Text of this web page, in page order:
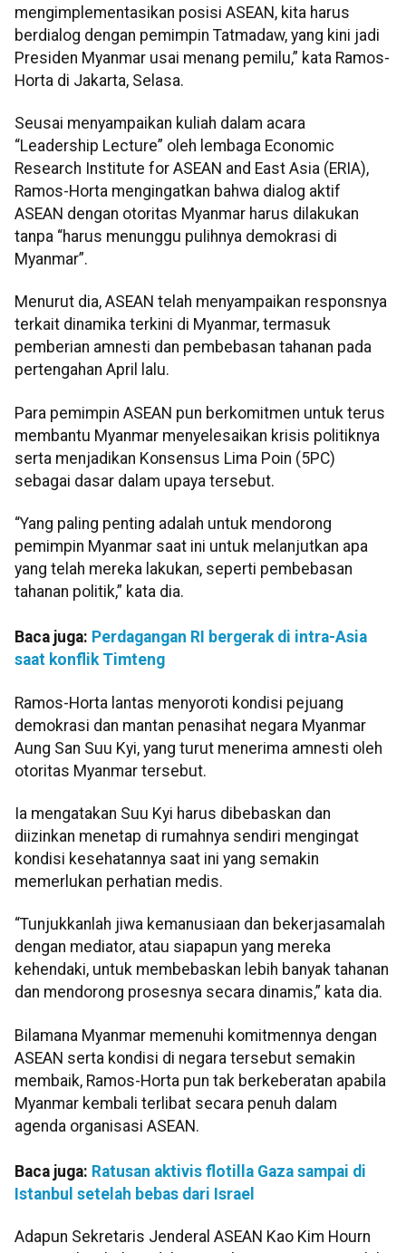
mengimplementasikan posisi ASEAN, kita harus
berdialog dengan pemimpin Tatmadaw, yang kini jadi
Presiden Myanmar usai menang pemilu,” kata Ramos-
Horta di Jakarta, Selasa.
Seusai menyampaikan kuliah dalam acara
“Leadership Lecture” oleh lembaga Economic
Research Institute for ASEAN and East Asia (ERIA),
Ramos-Horta mengingatkan bahwa dialog aktif
ASEAN dengan otoritas Myanmar harus dilakukan
tanpa “harus menunggu pulihnya demokrasi di
Myanmar”.
Menurut dia, ASEAN telah menyampaikan responsnya
terkait dinamika terkini di Myanmar, termasuk
pemberian amnesti dan pembebasan tahanan pada
pertengahan April lalu.
Para pemimpin ASEAN pun berkomitmen untuk terus
membantu Myanmar menyelesaikan krisis politiknya
serta menjadikan Konsensus Lima Poin (5PC)
sebagai dasar dalam upaya tersebut.
“Yang paling penting adalah untuk mendorong
pemimpin Myanmar saat ini untuk melanjutkan apa
yang telah mereka lakukan, seperti pembebasan
tahanan politik,” kata dia.
Baca juga: Perdagangan RI bergerak di intra-Asia
saat konflik Timteng
Ramos-Horta lantas menyoroti kondisi pejuang
demokrasi dan mantan penasihat negara Myanmar
Aung San Suu Kyi, yang turut menerima amnesti oleh
otoritas Myanmar tersebut.
Ia mengatakan Suu Kyi harus dibebaskan dan
diizinkan menetap di rumahnya sendiri mengingat
kondisi kesehatannya saat ini yang semakin
memerlukan perhatian medis.
“Tunjukkanlah jiwa kemanusiaan dan bekerjasamalah
dengan mediator, atau siapapun yang mereka
kehendaki, untuk membebaskan lebih banyak tahanan
dan mendorong prosesnya secara dinamis,” kata dia.
Bilamana Myanmar memenuhi komitmennya dengan
ASEAN serta kondisi di negara tersebut semakin
membaik, Ramos-Horta pun tak berkeberatan apabila
Myanmar kembali terlibat secara penuh dalam
agenda organisasi ASEAN.
Baca juga: Ratusan aktivis flotilla Gaza sampai di
Istanbul setelah bebas dari Israel
Adapun Sekretaris Jenderal ASEAN Kao Kim Hourn